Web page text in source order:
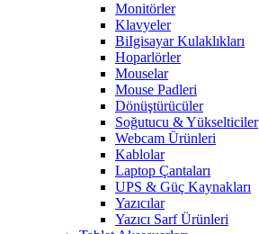
Monitörler
Klavyeler
BiIgisayar Kulaklıkları
Hoparlörler
Mouselar
Mouse Padleri
Dönüştürücüler
Soğutucu & Yükselticiler
Webcam Ürünleri
Kablolar
Laptop Çantaları
UPS & Güç Kaynakları
Yazıcılar
Yazıcı Sarf Ürünleri